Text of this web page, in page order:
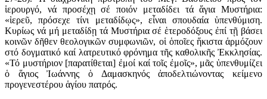
ἱερουργό, νά προσέχῃ σέ ποιόν μεταδίδει τά ἅγια Μυστήρια:
«ἱερεῦ, πρόσεχε τίνι μεταδίδῳς», εἶναι σπουδαία ὑπενθύμιση.
Κυρίως νά μή μεταδίδῃ τά Μυστήρια σέ ἑτεροδόξους ἐπί τῇ βάσει
κοινῶν δῆθεν θεολογικῶν συμφωνιῶν, οἱ ὁποῖες ἥκιστα ἁρμόζουν
στό δογματικό καί λατρευτικό φρόνημα τῆς καθολικῆς Ἐκκλησίας.
«Τό μυστήριον [παρατίθεται] ἐμοί καί τοῖς ἐμοῖς», μᾶς ὑπενθυμίζει
ὁ ἅγιος Ἰωάννης ὁ Δαμασκηνός ἀποδελτιώνοντας κείμενο
προγενεστέρου ἁγίου πατρός.